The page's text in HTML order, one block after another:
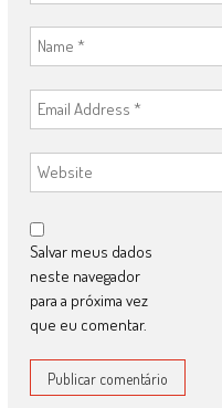
Salvar meus dados
neste navegador
para a próxima vez
que eu comentar.